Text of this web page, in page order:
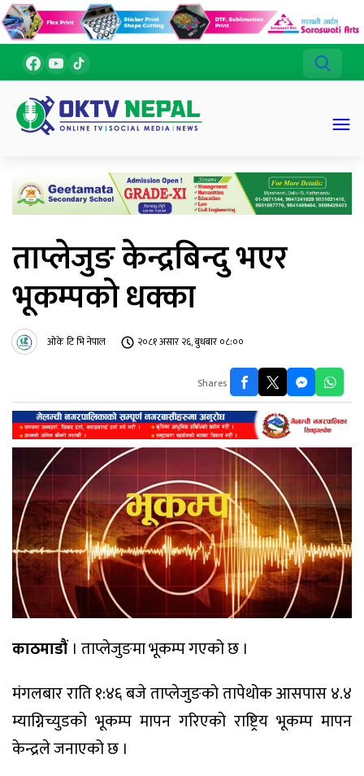
ताप्लेजुङ केन्द्रबिन्दु भएर
भूकम्पको धक्का
ओके टि भि नेपाल २०८१ असार २६, बुधबार ०८:००
Shares
काठमाडौं। ताप्लेजुङमा भूकम्प गएको छ ।
मंगलबार राति १:४६ बजे ताप्लेजुङको तापेथोक आसपास ४.४
म्याग्निच्युडको भूकम्प मापन गरिएको राष्ट्रिय भूकम्प मापन
केन्द्रले जनाएको छ ।